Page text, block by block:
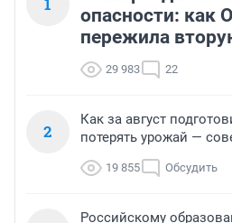
опасности: как
пережила
29 983 22
2
Как за август
потерять урожай —
19 855 Обсудить
Российскому